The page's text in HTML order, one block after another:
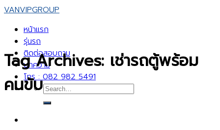
Skip
content
VANVIPGROUP
หน้าแรก
รุ่นรถ
ติดต่อสอบถาม
บทความ
โทร : 082 982 5491
Search
for:
Tag Archives: เช่ารถตู้พร้อม
คนขับ